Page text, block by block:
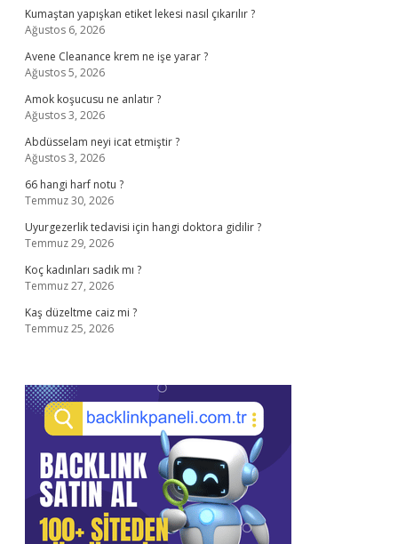
Kumaştan yapışkan etiket lekesi nasıl çıkarılır ?
Ağustos 6, 2026
Avene Cleanance krem ne işe yarar ?
Ağustos 5, 2026
Amok koşucusu ne anlatır ?
Ağustos 3, 2026
Abdüsselam neyi icat etmiştir ?
Ağustos 3, 2026
66 hangi harf notu ?
Temmuz 30, 2026
Uyurgezerlik tedavisi için hangi doktora gidilir ?
Temmuz 29, 2026
Koç kadınları sadık mı ?
Temmuz 27, 2026
Kaş düzeltme caiz mi ?
Temmuz 25, 2026